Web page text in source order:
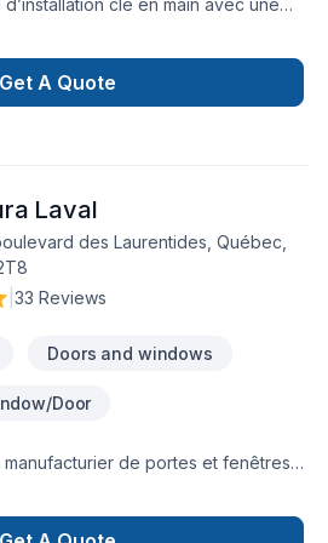
clé en main avec une
à la hauteur de vos
qualité maintiendra son bon
son étanchéité tout au long de sa
Get A Quote
Laval
des Laurentides, Québec,
33 Reviews
Doors and windows
Door
manufacturier de portes et fenêtres,
et l’installation (clé en main).
conscients du fait que nos